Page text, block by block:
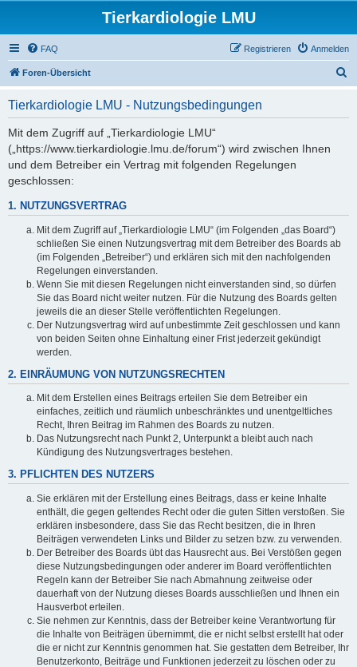
Tierkardiologie LMU
FAQ Anmelden
Registrieren
Foren-Übersicht
Tierkardiologie LMU - Nutzungsbedingungen
Mit dem Zugriff auf „Tierkardiologie LMU“
(„https://www.tierkardiologie.lmu.de/forum“) wird zwischen Ihnen
und dem Betreiber ein Vertrag mit folgenden Regelungen
geschlossen:
1. NUTZUNGSVERTRAG
Mit dem Zugriff auf „Tierkardiologie LMU“ (im Folgenden „das Board“)
schließen Sie einen Nutzungsvertrag mit dem Betreiber des Boards ab
(im Folgenden „Betreiber“) und erklären sich mit den nachfolgenden
Regelungen einverstanden.
Wenn Sie mit diesen Regelungen nicht einverstanden sind, so dürfen
Sie das Board nicht weiter nutzen. Für die Nutzung des Boards gelten
jeweils die an dieser Stelle veröffentlichten Regelungen.
Der Nutzungsvertrag wird auf unbestimmte Zeit geschlossen und kann
von beiden Seiten ohne Einhaltung einer Frist jederzeit gekündigt
werden.
2. EINRÄUMUNG VON NUTZUNGSRECHTEN
Mit dem Erstellen eines Beitrags erteilen Sie dem Betreiber ein
einfaches, zeitlich und räumlich unbeschränktes und unentgeltliches
Recht, Ihren Beitrag im Rahmen des Boards zu nutzen.
Das Nutzungsrecht nach Punkt 2, Unterpunkt a bleibt auch nach
Kündigung des Nutzungsvertrages bestehen.
3. PFLICHTEN DES NUTZERS
Sie erklären mit der Erstellung eines Beitrags, dass er keine Inhalte
enthält, die gegen geltendes Recht oder die guten Sitten verstoßen. Sie
erklären insbesondere, dass Sie das Recht besitzen, die in Ihren
Beiträgen verwendeten Links und Bilder zu setzen bzw. zu verwenden.
Der Betreiber des Boards übt das Hausrecht aus. Bei Verstößen gegen
diese Nutzungsbedingungen oder anderer im Board veröffentlichten
Regeln kann der Betreiber Sie nach Abmahnung zeitweise oder
dauerhaft von der Nutzung dieses Boards ausschließen und Ihnen ein
Hausverbot erteilen.
Sie nehmen zur Kenntnis, dass der Betreiber keine Verantwortung für
die Inhalte von Beiträgen übernimmt, die er nicht selbst erstellt hat oder
die er nicht zur Kenntnis genommen hat. Sie gestatten dem Betreiber, Ihr
Benutzerkonto, Beiträge und Funktionen jederzeit zu löschen oder zu